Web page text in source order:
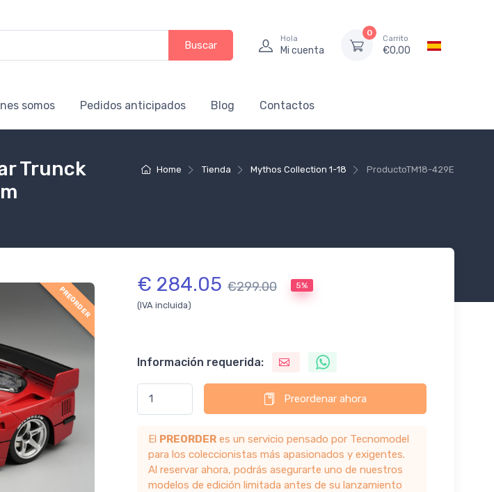
Buscar
Hola
Mi cuenta
0
Carrito
€0,00
somos Pedidos anticipados Blog Contactos
Home Tienda Mythos Collection 1-18 ProductoTM18-429E
Trunck
PREORDER
€ 284.05 €299.00 5%
(IVA incluida)
Información requerida:
Preordenar ahora
El PREORDERes un servicio pensado por Tecnomodel
para los coleccionistas más apasionados y exigentes.
Al reservar ahora, podrás asegurarte uno de nuestros
modelos de edición limitada antes de su lanzamiento